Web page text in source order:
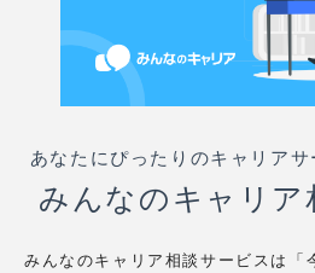
あなたにぴったりのキャリアサ
みんなのキャリア
みんなのキャリア相談サービスは「